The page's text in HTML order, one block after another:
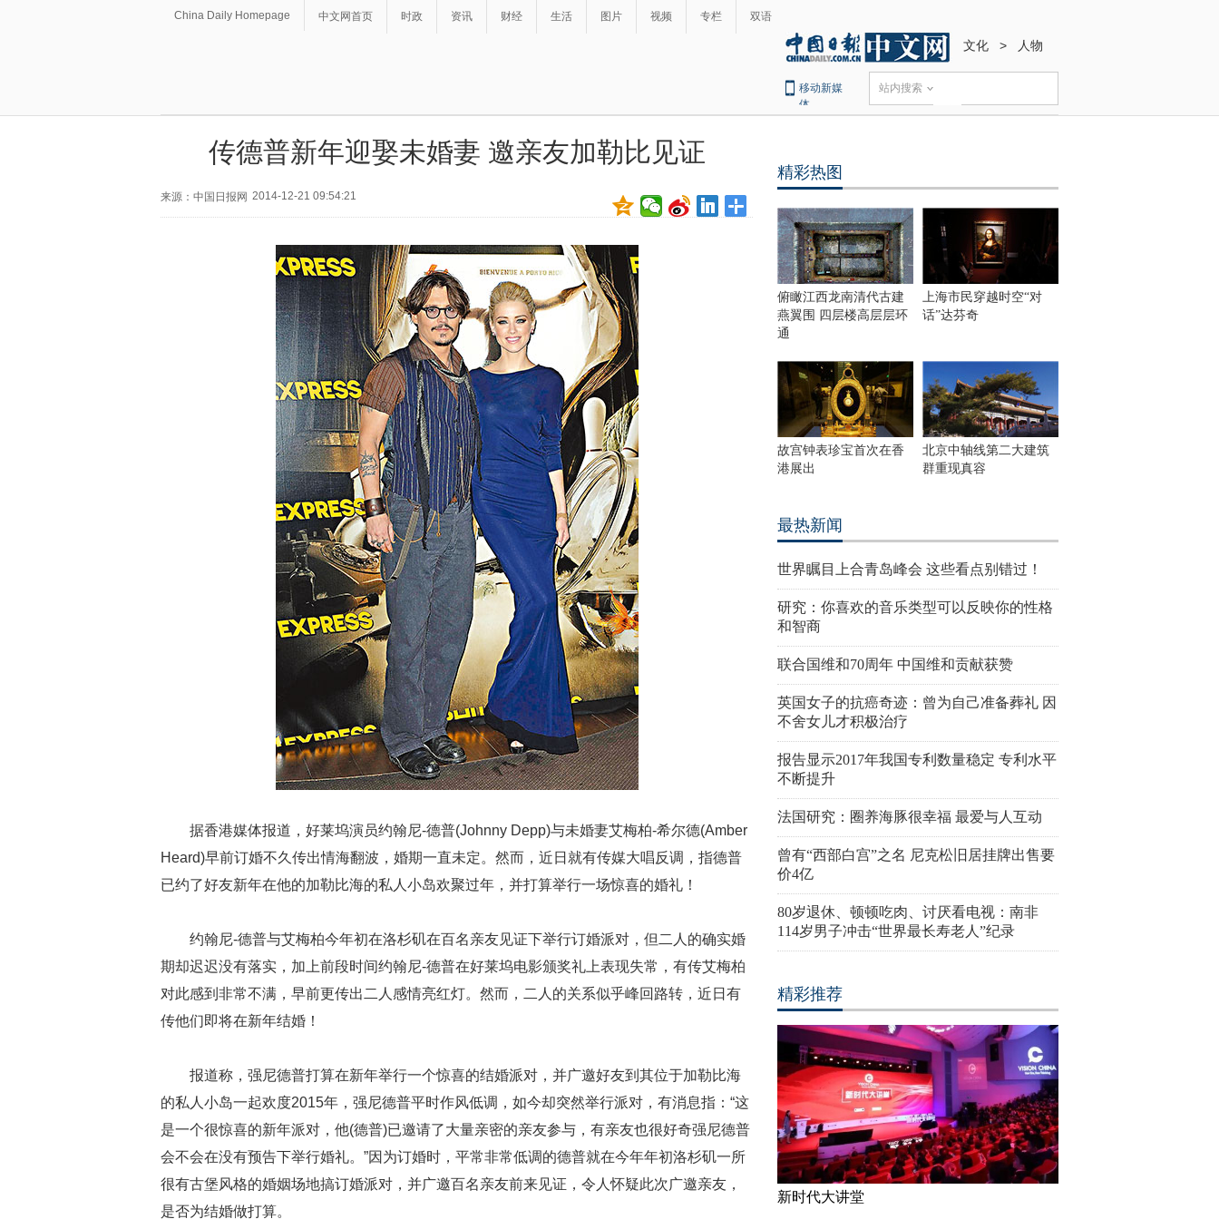
China Daily Homepage 中文网首页 时政 资讯 财经 生活 图片 视频 专栏 双语
文化 > 人物
移动新媒
体
站内搜索
传德普新年迎娶未婚妻 邀亲友加勒比见证
来源：中国日报网 2014-12-21 09:54:21
据香港媒体报道，好莱坞演员约翰尼-德普(Johnny Depp)与未婚妻艾梅柏-希尔德(Amber
Heard)早前订婚不久传出情海翻波，婚期一直未定。然而，近日就有传媒大唱反调，指德普
已约了好友新年在他的加勒比海的私人小岛欢聚过年，并打算举行一场惊喜的婚礼！
约翰尼-德普与艾梅柏今年初在洛杉矶在百名亲友见证下举行订婚派对，但二人的确实婚
期却迟迟没有落实，加上前段时间约翰尼-德普在好莱坞电影颁奖礼上表现失常，有传艾梅柏
对此感到非常不满，早前更传出二人感情亮红灯。然而，二人的关系似乎峰回路转，近日有
传他们即将在新年结婚！
报道称，强尼德普打算在新年举行一个惊喜的结婚派对，并广邀好友到其位于加勒比海
的私人小岛一起欢度2015年，强尼德普平时作风低调，如今却突然举行派对，有消息指：“这
是一个很惊喜的新年派对，他(德普)已邀请了大量亲密的亲友参与，有亲友也很好奇强尼德普
会不会在没有预告下举行婚礼。”因为订婚时，平常非常低调的德普就在今年年初洛杉矶一所
很有古堡风格的婚姻场地搞订婚派对，并广邀百名亲友前来见证，令人怀疑此次广邀亲友，
是否为结婚做打算。
精彩热图
俯瞰江西龙南清代古建
燕翼围 四层楼高层层环
通
上海市民穿越时空“对
话”达芬奇
故宫钟表珍宝首次在香
港展出
北京中轴线第二大建筑
群重现真容
最热新闻
世界瞩目上合青岛峰会 这些看点别错过！
研究：你喜欢的音乐类型可以反映你的性格
和智商
联合国维和70周年 中国维和贡献获赞
英国女子的抗癌奇迹：曾为自己准备葬礼 因
不舍女儿才积极治疗
报告显示2017年我国专利数量稳定 专利水平
不断提升
法国研究：圈养海豚很幸福 最爱与人互动
曾有“西部白宫”之名 尼克松旧居挂牌出售要
价4亿
80岁退休、顿顿吃肉、讨厌看电视：南非
114岁男子冲击“世界最长寿老人”纪录
精彩推荐
新时代大讲堂